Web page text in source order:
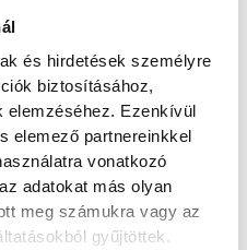
és hirdetések személyre
biztosításához,
elemzéséhez. Ezenkívül
elemező partnereinkkel
vonatkozó
adatokat más olyan
meg számukra vagy az
gyűjtöttek.
csapata Zsófia
Natália (23:02) az
érték el. Az
(23:24), Kozma
Zsófia (23:59)
csapatban.